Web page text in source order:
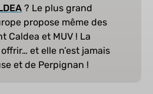
? Le plus grand
propose même des
Caldea et MUV ! La
et elle n’est jamais
et de Perpignan !